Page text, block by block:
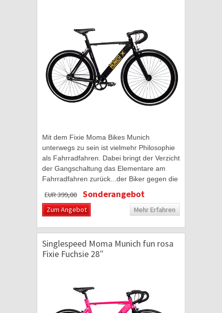
Mit dem Fixie Moma Bikes Munich
unterwegs zu sein ist vielmehr Philosophie
als Fahrradfahren. Dabei bringt der Verzicht
der Gangschaltung das Elementare am
Fahrradfahren zurück...der Biker gegen die
Straße. Dafür stehen Fixies der Marke
Moma...
EUR 399,00 Sonderangebot
Zum Angebot Mehr Erfahren
Singlespeed Moma Munich fun rosa
Fixie Fuchsie 28″